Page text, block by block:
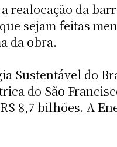
realocação da
sejam feitas
da obra.
Sustentável do
do São
8,7 bilhões. A